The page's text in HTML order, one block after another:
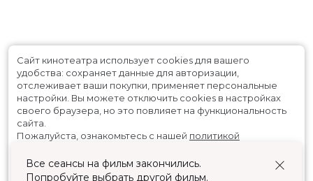
Все сеансы на фильм закончились.
Попробуйте выбрать другой фильм.
Сайт кинотеатра использует cookies для вашего
удобства: сохраняет данные для авторизации,
отслеживает ваши покупки, применяет персональные
настройки. Вы можете отключить cookies в настройках
своего браузера, но это повлияет на функциональность
сайта.
Пожалуйста, ознакомьтесь с нашей политикой